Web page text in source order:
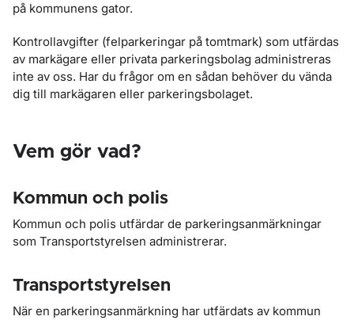
på kommunens gator.
Kontrollavgifter (felparkeringar på tomtmark) som utfärdas
av markägare eller privata parkeringsbolag administreras
inte av oss. Har du frågor om en sådan behöver du vända
dig till markägaren eller parkeringsbolaget.
Vem gör vad?
Kommun och polis
Kommun och polis utfärdar de parkeringsanmärkningar
som Transportstyrelsen administrerar.
Transportstyrelsen
När en parkeringsanmärkning har utfärdats av kommun